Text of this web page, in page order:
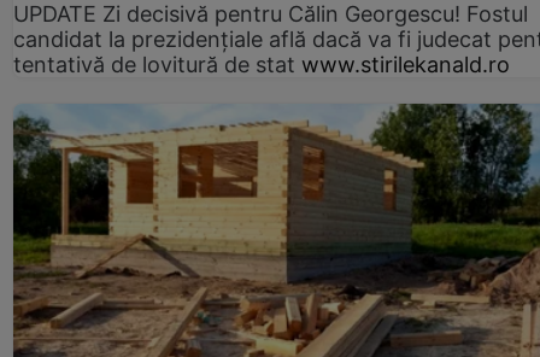
UPDATE Zi decisivă pentru Călin Georgescu! Fostul
candidat la prezidențiale află dacă va fi judecat
tentativă de lovitură de stat www.stirilekanald.ro